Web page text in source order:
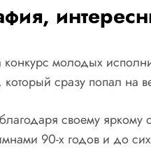
молодых
сразу попал на
своему яркому
90-х годов и до сих